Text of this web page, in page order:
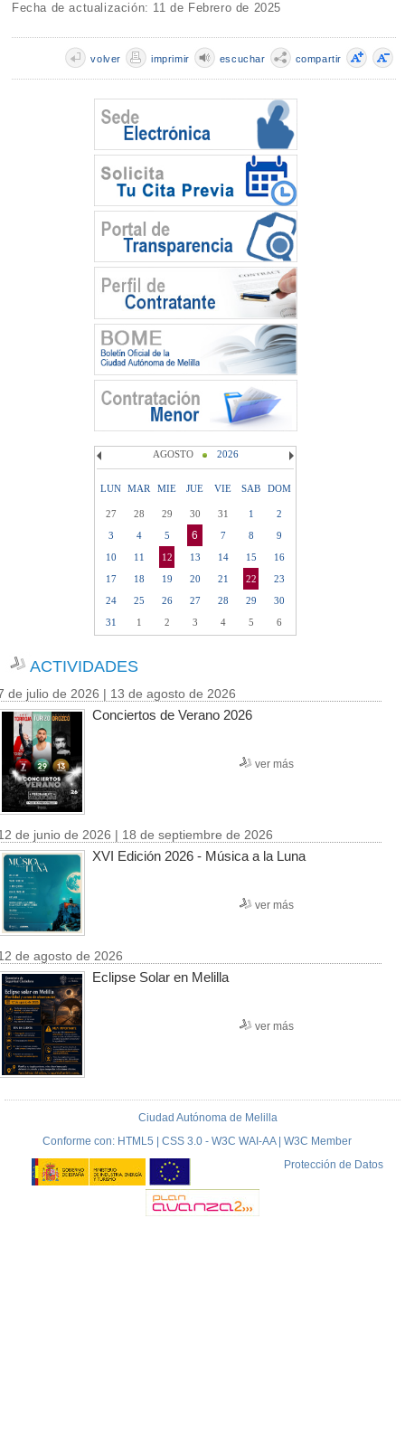
Fecha de actualización: 11 de Febrero de 2025
compartir
escuchar
imprimir
volver
AGOSTO 2026
LUN MAR MIE JUE VIE SAB DOM
27 28 29 30 31 1
2
3
4 5 6 7 8
9
10
11 12 13 14 15
16
17
18 19 20 21 22
23
24
25 26 27 28 29
30
31
1 2 3 4 5 6
ACTIVIDADES
de julio de 2026 | 13 de agosto de 2026
Conciertos de Verano 2026
ver más
de junio de 2026 | 18 de septiembre de 2026
XVI Edición 2026 - Música a la Luna
ver más
de agosto de 2026
Eclipse Solar en Melilla
ver más
Ciudad Autónoma de Melilla
Conforme con: HTML5 | CSS 3.0 - W3C WAI-AA | W3C Member
Protección de Datos